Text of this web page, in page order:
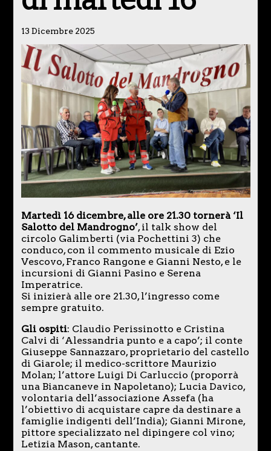
13 Dicembre 2025
Martedì 16 dicembre, alle ore 21.30 tornerà ‘Il
Salotto del Mandrogno’, il talk show del
circolo Galimberti (via Pochettini 3) che
conduco, con il commento musicale di Ezio
Vescovo, Franco Rangone e Gianni Nesto, e le
incursioni di Gianni Pasino e Serena
Imperatrice.
Si inizierà alle ore 21.30, l’ingresso come
sempre gratuito.
Gli ospiti: Claudio Perissinotto e Cristina
Calvi di ‘Alessandria punto e a capo’; il conte
Giuseppe Sannazzaro, proprietario del castello
di Giarole; il medico-scrittore Maurizio
Molan; l’attore Luigi Di Carluccio (proporrà
una Biancaneve in Napoletano); Lucia Davico,
volontaria dell’associazione Assefa (ha
l’obiettivo di acquistare capre da destinare a
famiglie indigenti dell’India); Gianni Mirone,
pittore specializzato nel dipingere col vino;
Letizia Mason, cantante.